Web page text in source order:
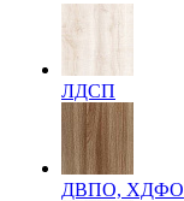
ЛДСП
ДВПО, ХДФО